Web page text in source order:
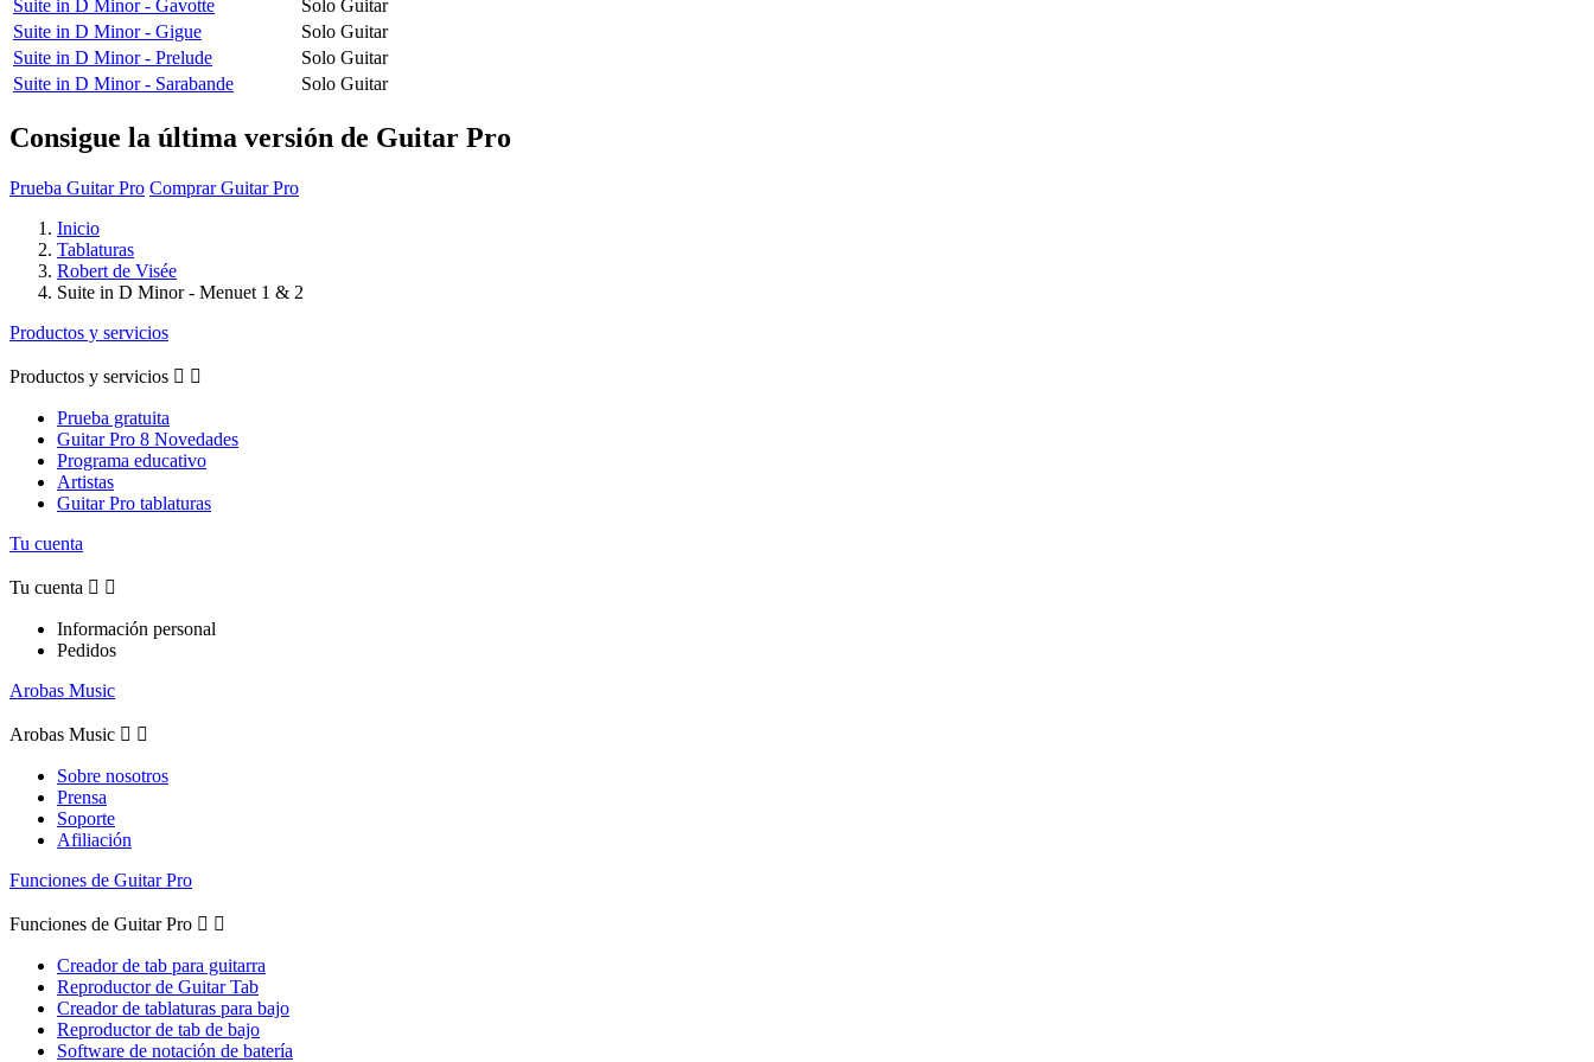
Suite in D Minor - Gavotte
Solo Guitar
Suite in D Minor - Gigue
Solo Guitar
Suite in D Minor - Prelude
Solo Guitar
Suite in D Minor - Sarabande
Solo Guitar
Consigue la última versión de Guitar Pro
Prueba Guitar Pro Comprar Guitar Pro
Inicio
Tablaturas
Robert de Visée
Suite in D Minor - Menuet 1 & 2
Productos y servicios
Productos y servicios  
Prueba gratuita
Guitar Pro 8 Novedades
Programa educativo
Artistas
Guitar Pro tablaturas
Tu cuenta
Tu cuenta  
Información personal
Pedidos
Arobas Music
Arobas Music  
Sobre nosotros
Prensa
Soporte
Afiliación
Funciones de Guitar Pro
Funciones de Guitar Pro  
Creador de tab para guitarra
Reproductor de Guitar Tab
Creador de tablaturas para bajo
Reproductor de tab de bajo
Software de notación de batería